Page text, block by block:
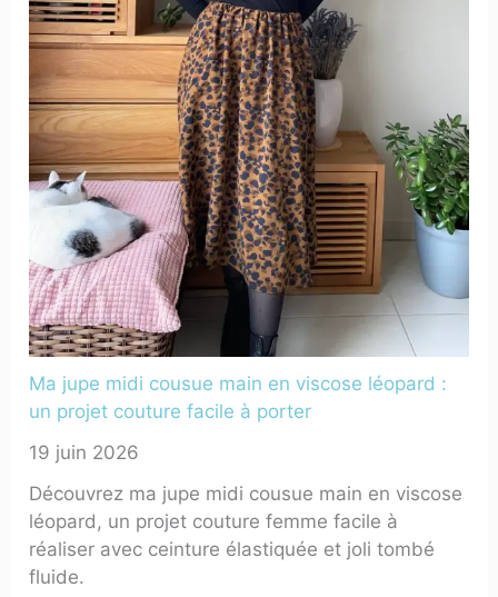
Ma jupe midi cousue main en viscose léopard :
un projet couture facile à porter
19 juin 2026
Découvrez ma jupe midi cousue main en viscose
léopard, un projet couture femme facile à
réaliser avec ceinture élastiquée et joli tombé
fluide.